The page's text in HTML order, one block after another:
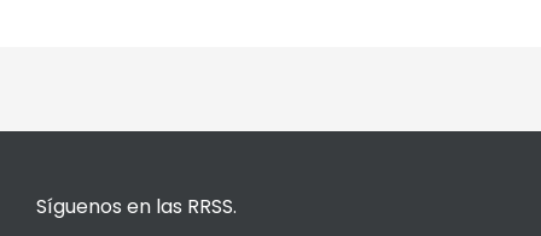
Síguenos en las RRSS.